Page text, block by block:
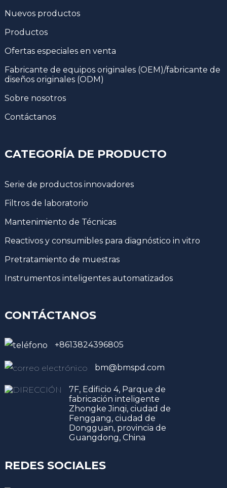
Nuevos productos
Productos
Ofertas especiales en venta
Fabricante de equipos originales (OEM)/fabricante de
diseños originales (ODM)
Sobre nosotros
Contáctanos
CATEGORÍA DE PRODUCTO
Serie de productos innovadores
Filtros de laboratorio
Mantenimiento de Técnicas
Reactivos y consumibles para diagnóstico in vitro
Pretratamiento de muestras
Instrumentos inteligentes automatizados
CONTÁCTANOS
+8613824396805
bm@bmspd.com
7F, Edificio 4, Parque de
fabricación inteligente
Zhongke Jinqi, ciudad de
Fenggang, ciudad de
Dongguan, provincia de
Guangdong, China
REDES SOCIALES